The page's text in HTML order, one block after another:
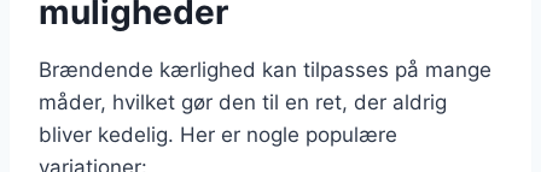
muligheder
Brændende kærlighed kan tilpasses på mange
måder, hvilket gør den til en ret, der aldrig
bliver kedelig. Her er nogle populære
variationer: